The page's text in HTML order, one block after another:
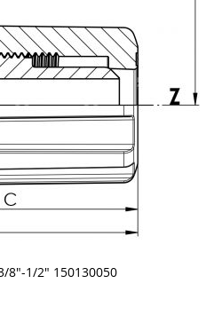
8"-1/2" 150130050